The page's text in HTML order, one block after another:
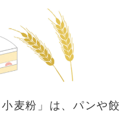
麦粉」は、パンや餃